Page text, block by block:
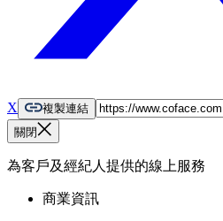
X
複製連結
關閉
為客戶及經紀人提供的線上服務
商業資訊